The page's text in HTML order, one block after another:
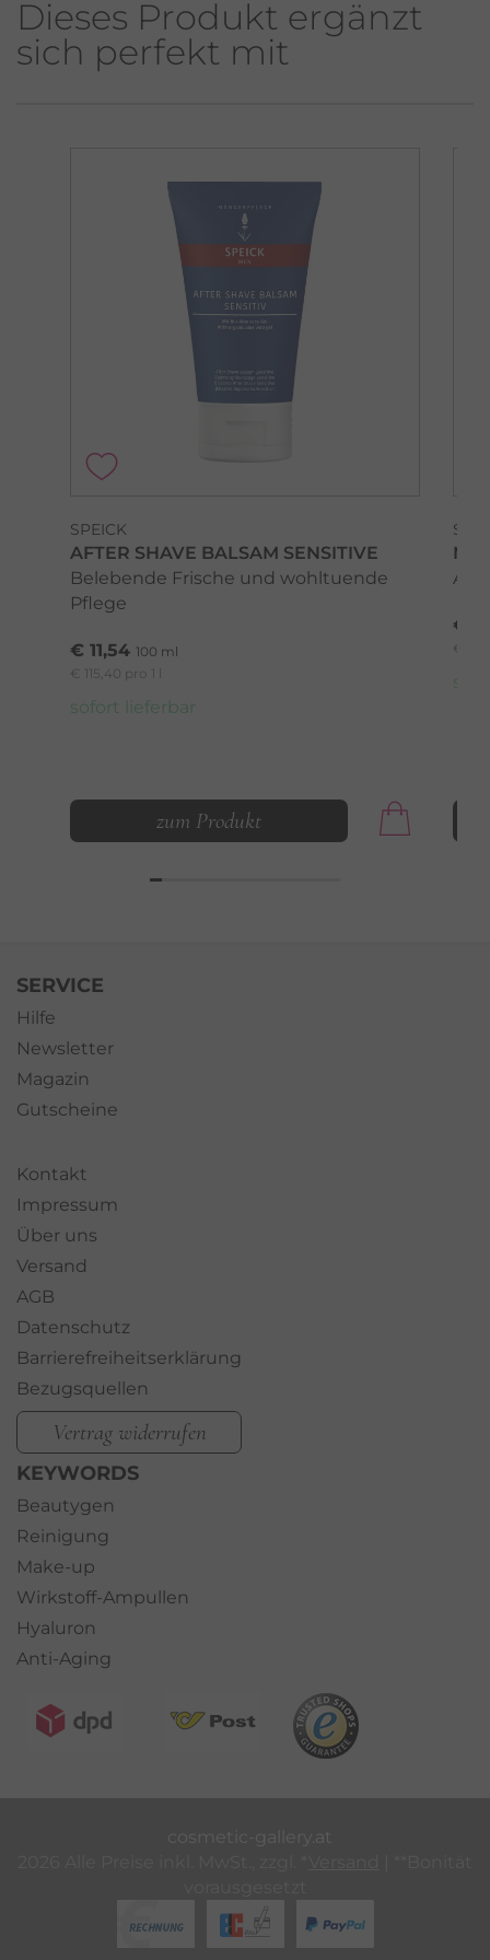
Dieses Produkt ergänzt
sich perfekt mit
SPEICK
AFTER SHAVE BALSAM SENSITIVE
Belebende Frische und wohltuende
Pflege
€ 11,54 100 ml
€ 115,40 pro 1 l
sofort lieferbar
zum Produkt
€
€
SERVICE
Hilfe
Newsletter
Magazin
Gutscheine
Kontakt
Impressum
Über uns
Versand
AGB
Datenschutz
Barrierefreiheitserklärung
Bezugsquellen
Vertrag widerrufen
KEYWORDS
Beautygen
Reinigung
Make-up
Wirkstoff-Ampullen
Hyaluron
Anti-Aging
cosmetic-gallery.at